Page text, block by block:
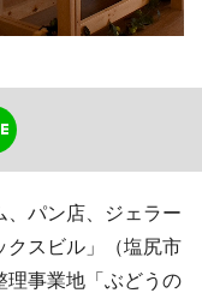
、パン店、ジェラー
クスビル」（塩尻市
理事業地「ぶどうの